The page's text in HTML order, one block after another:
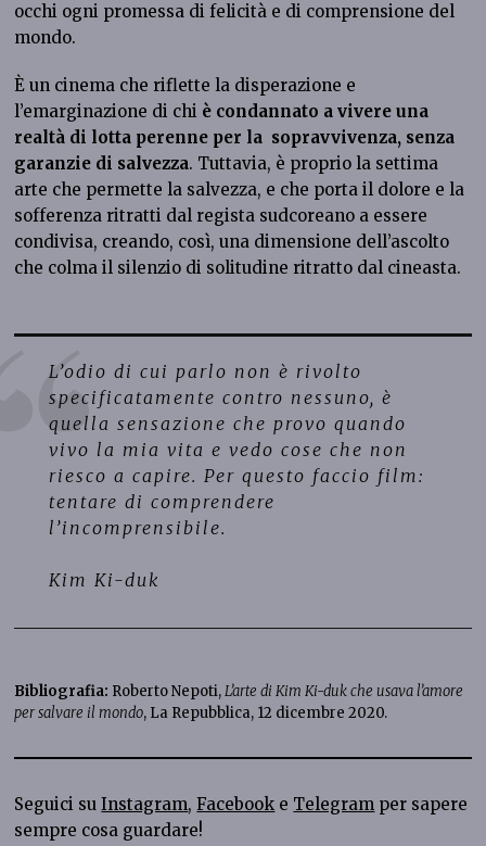
occhi ogni promessa di felicità e di comprensione del
mondo.
È un cinema che riflette la disperazione e
l’emarginazione di chi è condannato a vivere una
realtà di lotta perenne per la sopravvivenza, senza
garanzie di salvezza. Tuttavia, è proprio la settima
arte che permette la salvezza, e che porta il dolore e la
sofferenza ritratti dal regista sudcoreano a essere
condivisa, creando, così, una dimensione dell’ascolto
che colma il silenzio di solitudine ritratto dal cineasta.
L’odio di cui parlo non è rivolto
specificatamente contro nessuno, è
quella sensazione che provo quando
vivo la mia vita e vedo cose che non
riesco a capire. Per questo faccio film:
tentare di comprendere
l’incomprensibile.
Kim Ki-duk
Bibliografia: Roberto Nepoti,L’arte di Kim Ki-duk che usava l’amore
per salvare il mondo, La Repubblica, 12 dicembre 2020.
Seguici suInstagram,Facebook e Telegram per sapere
sempre cosa guardare!